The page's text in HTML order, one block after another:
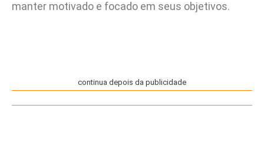
manter motivado e focado em seus objetivos.
continua depois da publicidade